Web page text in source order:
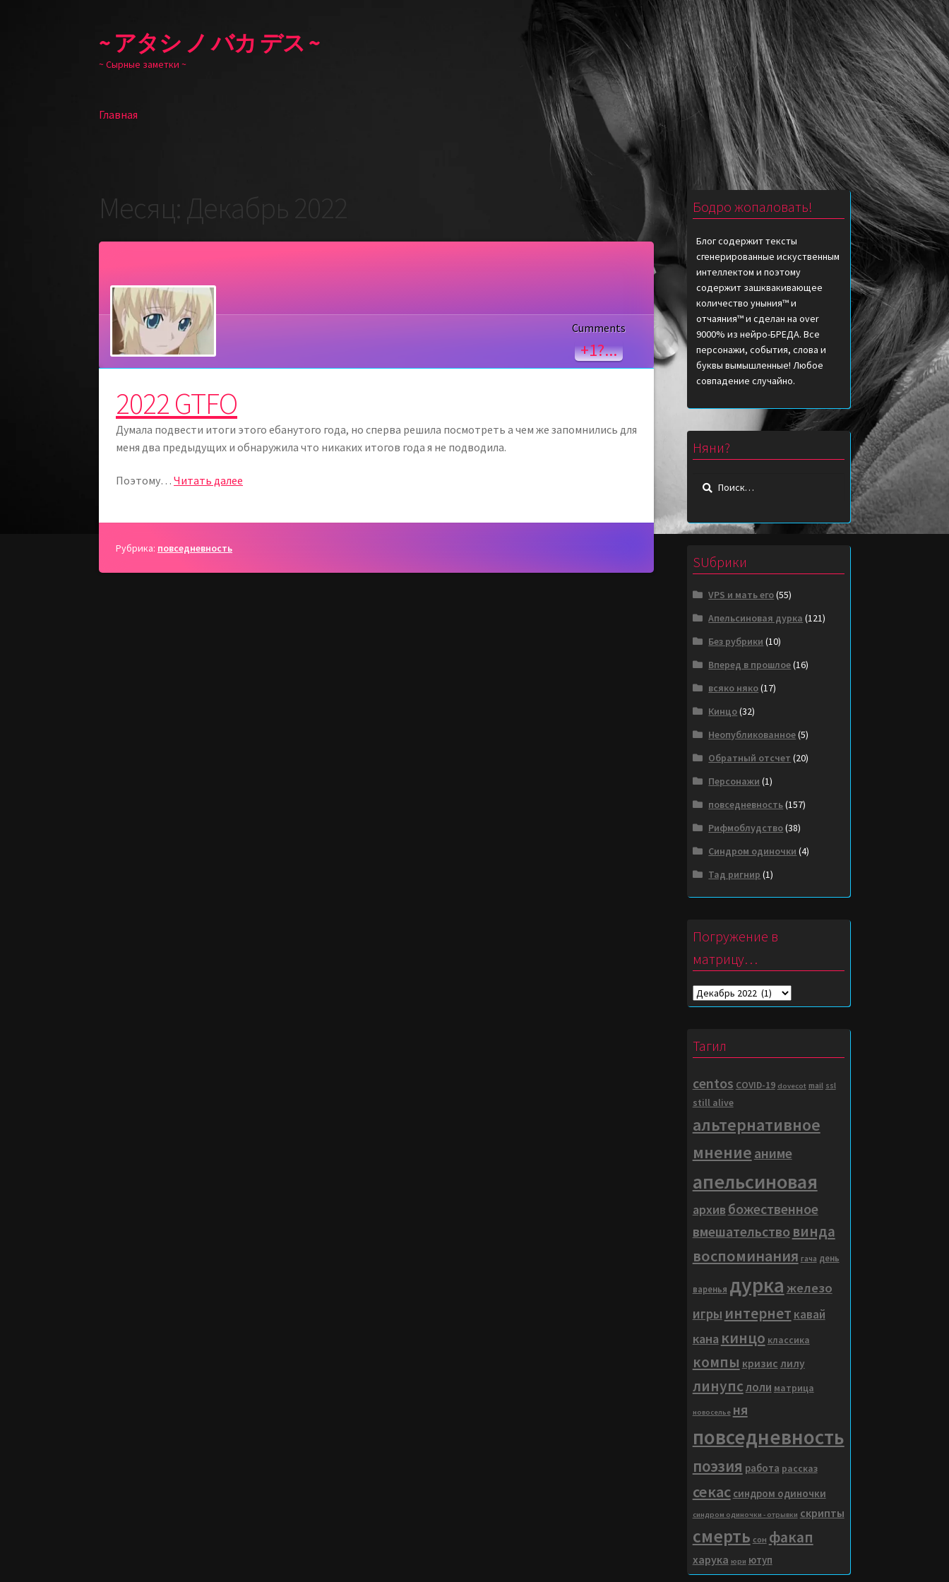
Перейти
навигации
Перейти
содержимому
~ アタシ ノ バカ デス ~
~ Сырные заметки ~
Главная
Месяц: Декабрь 2022
Cumments
+1?...
2022 GTFO
Думала подвести итоги этого ебанутого года, но сперва решила посмотреть а чем же запомнились для
меня два предыдущих и обнаружила что никаких итогов года я не подводила.
Поэтому…Читать далее
Рубрика: повседневность
Бодро жопаловать!
Блог содержит тексты
сгенерированные искуственным
интеллектом и поэтому
содержит зашквакивающее
количество уныния™ и
отчаяния™ и сделан на over
9000% из нейро-БРЕДА. Все
персонажи, события, слова и
буквы вымышленные! Любое
совпадение случайно.
Няни?
Найти:
SUбрики
VPS и мать его(55)
Апельсиновая дурка (121)
Без рубрики (10)
Вперед в прошлое(16)
всяко няко(17)
Кинцо(32)
Неопубликованное(5)
Обратный отсчет (20)
Персонажи (1)
повседневность(157)
Рифмоблудство(38)
Синдром одиночки (4)
Тад ригнир (1)
Погружение в
матрицу…
Погружение
в
Тагил
centos COVID-19 dovecot mail ssl
still alive
альтернативное
мнение аниме
апельсиновая
архив божественное
вмешательство винда
воспоминания гача день
варенья дурка железо
игры интернет кавай
кана кинцо классика
компы кризис лилу
линупслоли матрица
новоселье ня
повседневность
поэзия работа рассказ
секас синдром одиночки
синдром одиночки - отрывки скрипты
смерть сон факап
харука юри ютуп